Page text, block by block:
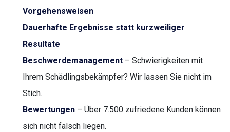
Vorgehensweisen
Dauerhafte Ergebnisse statt kurzweiliger
Resultate
Beschwerdemanagement – Schwierigkeiten mit
Ihrem Schädlingsbekämpfer? Wir lassen Sie nicht im
Stich.
Bewertungen – Über 7.500 zufriedene Kunden können
sich nicht falsch liegen.